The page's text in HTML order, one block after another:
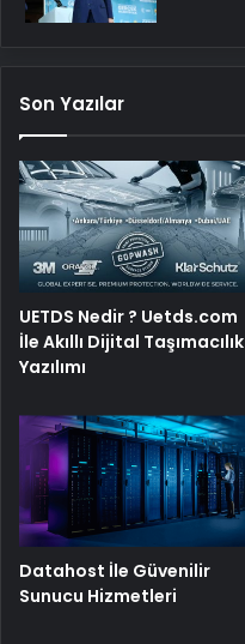
Son Yazılar
UETDS Nedir ? Uetds.com
İle Akıllı Dijital Taşımacılık
Yazılımı
Datahost İle Güvenilir
Sunucu Hizmetleri